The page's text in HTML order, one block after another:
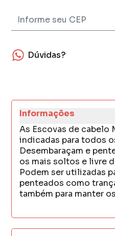
Dúvidas?
Informações
As Escovas de cabelo
indicadas para todos
Desembaraçam e
os mais soltos e livre
Podem ser utilizadas
penteados como
também para manter